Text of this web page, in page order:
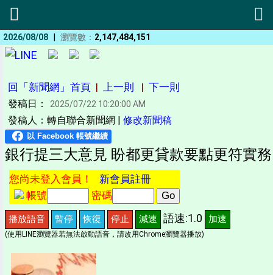
2026/08/08 | 瀏覽數： 2,147,484,151
回「新聞網」首頁 | 上一則 | 下一則
發稿日： 2025/07/22 10:20:00 AM
發稿人：轉自聯合新聞網 | 修改新聞稿
銀行提三大意見 盼都更貸款要點更符實務
您尚未登入會員！ 新會員註冊
帳號
密碼
播放語音 暫停 恢復 停止 減速 語速:1.0 加速
(使用LINE瀏覽器若無法啟動語音，請改用Chrome瀏覽器播放)